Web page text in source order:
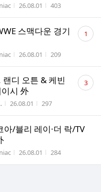
작성시간
26.08.01 조회수
403
스맥다운 경기
작성시간
26.08.01 조회수
209
댓
글 1
디 오튼 & 케빈
시 外
작성시간
26.08.01 조회수
297
댓
글 3
/블리 레이·더 락/TV
작성시간
26.08.01 조회수
284